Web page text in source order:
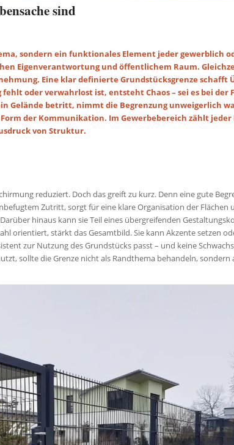
sind
sondern ein funktionales Element jeder gewerblich
Eigenverantwortung und öffentlichem Raum.
Eine klar definierte Grundstücksgrenze schafft
oder verwahrlost ist, entsteht Chaos – sei es bei der
Gelände betritt, nimmt die Begrenzung unweigerlich
der Kommunikation. Im Gewerbebereich zählt jeder
von Struktur.
reduziert. Doch das greift zu kurz. Denn eine gute
Zutritt, sorgt für eine klare Organisation der Flächen
hinaus kann sie Teil eines übergreifenden
orientiert, stärkt das Gesamtbild. Sie kann Akzente setzen
zur Nutzung des Grundstücks passt – und keine
sollte die Grenze nicht als Randthema behandeln, sondern